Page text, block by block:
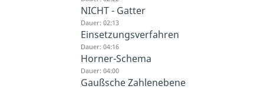
NICHT - Gatter
Dauer: 02:13
Einsetzungsverfahren
Dauer: 04:16
Horner-Schema
Dauer: 04:00
Gaußsche Zahlenebene